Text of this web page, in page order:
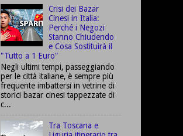
Crisi dei Bazar
Cinesi in Italia:
Perché i Negozi
Stanno Chiudendo
e Cosa Sostituirà il
"Tutto a 1 Euro"
Negli ultimi tempi, passeggiando
per le città italiane, è sempre più
frequente imbattersi in vetrine di
storici bazar cinesi tappezzate di
c...
Tra Toscana e